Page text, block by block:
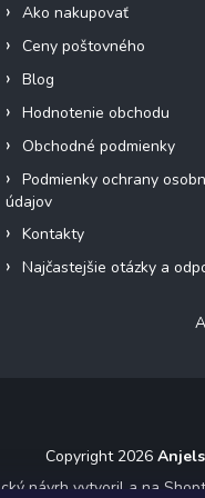
Ako nakupovať
Ceny poštovného
Blog
Hodnotenie obchodu
Obchodné podmienky
Podmienky ochrany
údajov
Kontakty
Najčastejšie otázky a
Copyright 2026
návrh vytvoril a na